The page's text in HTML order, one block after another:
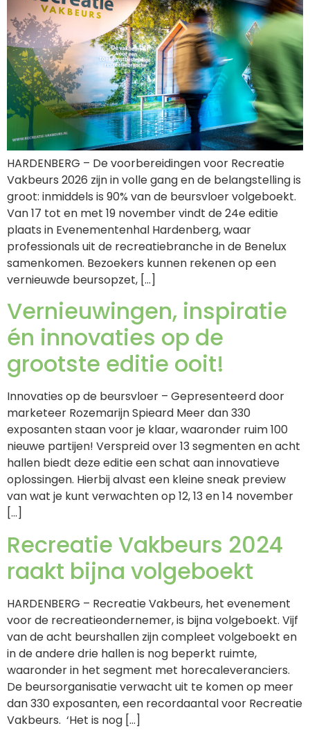
HARDENBERG – De voorbereidingen voor Recreatie
Vakbeurs 2026 zijn in volle gang en de belangstelling is
groot: inmiddels is 90% van de beursvloer volgeboekt.
Van 17 tot en met 19 november vindt de 24e editie
plaats in Evenementenhal Hardenberg, waar
professionals uit de recreatiebranche in de Benelux
samenkomen. Bezoekers kunnen rekenen op een
vernieuwde beursopzet, […]
Vernieuwingen, inspiratie
én innovaties op de
grootste editie ooit!
Innovaties op de beursvloer – Gepresenteerd door
marketeer Rozemarijn Spieard Meer dan 330
exposanten staan voor je klaar, waaronder ruim 100
nieuwe partijen! Verspreid over 13 segmenten en acht
hallen biedt deze editie een schat aan innovatieve
oplossingen. Hierbij alvast een kleine sneak preview
van wat je kunt verwachten op 12, 13 en 14 november
[…]
Recreatie Vakbeurs 2024
raakt bijna volgeboekt
HARDENBERG – Recreatie Vakbeurs, het evenement
voor de recreatieondernemer, is bijna volgeboekt. Vijf
van de acht beurshallen zijn compleet volgeboekt en
in de andere drie hallen is nog beperkt ruimte,
waaronder in het segment met horecaleveranciers.
De beursorganisatie verwacht uit te komen op meer
dan 330 exposanten, een recordaantal voor Recreatie
Vakbeurs. ‘Het is nog […]